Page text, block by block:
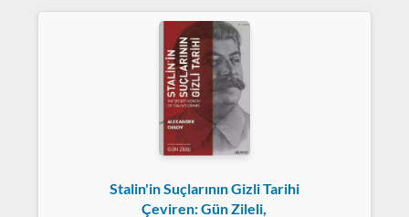
Stalin'in Suçlarının Gizli Tarihi
Çeviren: Gün Zileli,